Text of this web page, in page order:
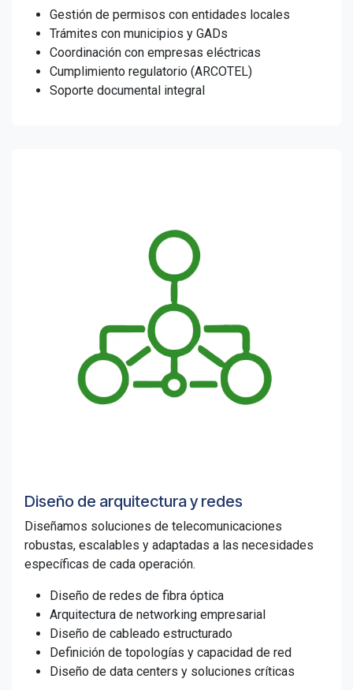
Gestión de permisos con entidades locales
Trámites con municipios y GADs
Coordinación con empresas eléctricas
Cumplimiento regulatorio (ARCOTEL)
Soporte documental integral
Diseño de arquitectura y redes
Diseñamos soluciones de telecomunicaciones
robustas, escalables y adaptadas a las necesidades
específicas de cada operación.
Diseño de redes de fibra óptica
Arquitectura de networking empresarial
Diseño de cableado estructurado
Definición de topologías y capacidad de red
Diseño de data centers y soluciones críticas